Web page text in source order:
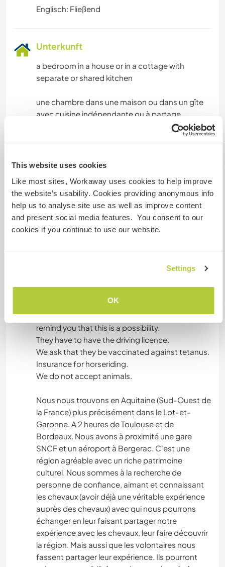
This website uses cookies
Like most sites, Workaway uses cookies to help improve
the website’s usability. Cookies providing anonymous info
help us to analyse site use as well as improve content
and present social media features. You consent to our
cookies if you continue to use our website.
Settings
OK
Englisch: Fließend
Unterkunft
a bedroom in a house or in a cottage with
separate or shared kitchen
une chambre dans une maison ou dans un gîte
avec cuisine indépendante ou à partage
We are in Aquitaine (South-West of France)
specifically in the Lot-et-Garonne, 2 hours from
Toulouse and Bordeaux. We have near a train
station and an airport in Bergerac. This is a
beautiful area with a rich cultural heritage. We are
looking for reliable person, loving and knowing
our experience with horses, make them discover
The volunteers will have possibly the possibility
of going on horseback riding. I would like to
remind you that this is a possibility.
They have to have the driving licence.
We ask that they be vaccinated against tetanus.
Insurance for horseriding.
We do not accept animals.
Nous nous trouvons en Aquitaine (Sud-Ouest de
la France) plus précisément dans le Lot-et-
Garonne. A 2 heures de Toulouse et de
Bordeaux. Nous avons à proximité une gare
SNCF et un aéroport à Bergerac. C'est une
région agréable avec un riche patrimoine
culturel. Nous sommes à la recherche de
personne de confiance, aimant et connaissant
les chevaux (avoir déjà une véritable expérience
auprès des chevaux) avec qui nous pourrons
échanger en leur faisant partager notre
expérience avec les chevaux, leur faire découvrir
la région. Mais aussi que les volontaires nous
fassent partager leur expérience. Ils pourront